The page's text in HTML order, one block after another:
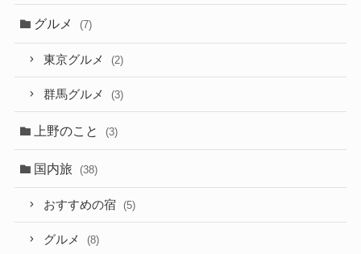
グルメ (7)
東京グルメ (2)
群馬グルメ (3)
上野のこと (3)
国内旅 (38)
おすすめの宿 (5)
グルメ (8)